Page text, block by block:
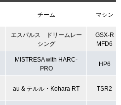
チーム マシン
エスパルス ドリームレー
シング
GSX-R
MFD6
MISTRESA with HARC-
PRO
HP6
au & テルル・Kohara RT TSR2